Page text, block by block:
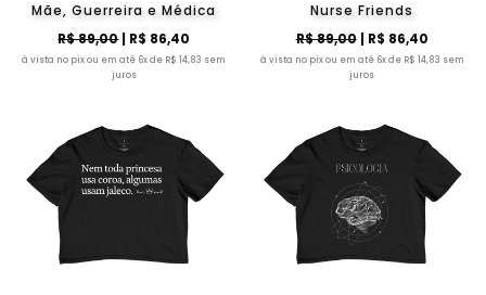
Mãe, Guerreira e Médica
R$ 89,00| R$ 86,40
à vista no pix ou em até 6x de R$ 14,83 sem
juros
Nurse Friends
R$ 89,00| R$ 86,40
à vista no pix ou em até 6x de R$ 14,83 sem
juros